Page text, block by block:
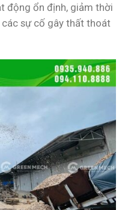
động ổn định, giảm thời
các sự cố gây thất thoát